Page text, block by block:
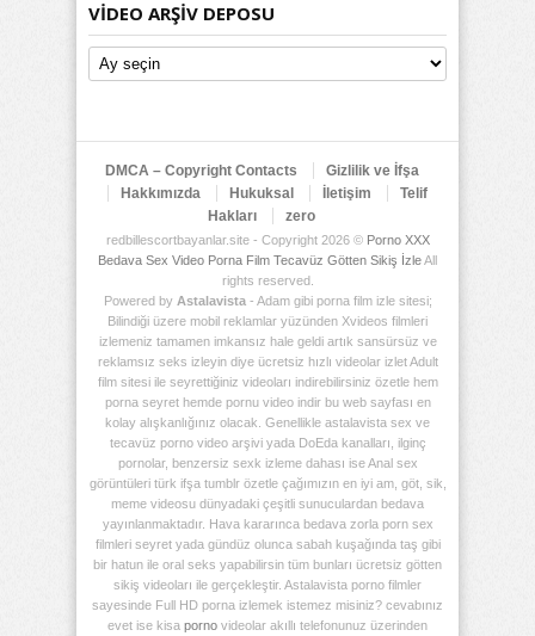
VIDEO ARŞIV DEPOSU
Video
Arşiv
DMCA – Copyright Contacts
Gizlilik ve İfşa
Hakkımızda
Hukuksal İletişim
Telif
Hakları
zero
redbillescortbayanlar.site - Copyright 2026 © Porno XXX
Bedava Sex Video Porna Film Tecavüz Götten Sikiş İzleAll
rights reserved.
Powered by Astalavista- Adam gibi porna film izle sitesi;
Bilindiği üzere mobil reklamlar yüzünden Xvideos filmleri
izlemeniz tamamen imkansız hale geldi artık sansürsüz ve
reklamsız seks izleyin diye ücretsiz hızlı videolar izlet Adult
film sitesi ile seyrettiğiniz videoları indirebilirsiniz özetle hem
porna seyret hemde pornu video indir bu web sayfası en
kolay alışkanlığınız olacak. Genellikle astalavista sex ve
tecavüz porno video arşivi yada DoEda kanalları, ilginç
pornolar, benzersiz sexk izleme dahası ise Anal sex
görüntüleri türk ifşa tumblr özetle çağımızın en iyi am, göt, sik,
meme videosu dünyadaki çeşitli sunuculardan bedava
yayınlanmaktadır. Hava kararınca bedava zorla porn sex
filmleri seyret yada gündüz olunca sabah kuşağında taş gibi
bir hatun ile oral seks yapabilirsin tüm bunları ücretsiz götten
sikiş videoları ile gerçekleştir. Astalavista porno filmler
sayesinde Full HD porna izlemek istemez misiniz? cevabınız
evet ise kisa porno videolar akıllı telefonunuz üzerinden